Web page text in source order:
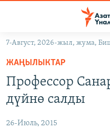
Навигацияга
өтүңүз
Издөөгө
салыңыз
КЫРГЫЗСТАН
КЫРГЫЗСТАН
ЭКОНОМИКА
ДҮЙНӨ
БОРБОР АЗИЯ
УКРАИНА
АТАЙЫН ИЛИКТӨӨ
7-Август, 2026-жыл, жума,
ЖАҢЫЛЫКТАР
Профессор
дүйнө салды
26-Июль, 2015